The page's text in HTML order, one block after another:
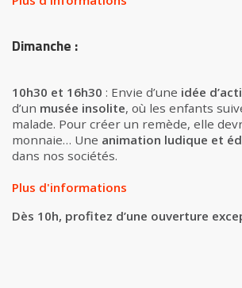
Dimanche :
10h30 et 16h30 : Envie d’une idée
d’un musée insolite, où les enfants
malade. Pour créer un remède, elle
monnaie… Une animation ludique et
dans nos sociétés.
Plus d'informations
Dès 10h, profitez d’une ouverture